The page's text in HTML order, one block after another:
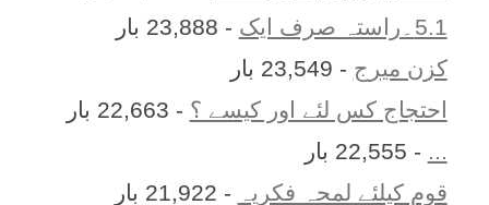
5.1۔راستہ صرف ایک
- 23,888 بار
کزن ميرج - 23,549 بار
احتجاج کس لئے اور کیسے ؟ - 22,663 بار
... - 22,555 بار
قوم کیلئے لمحہ فکریہ
- 21,922 بار